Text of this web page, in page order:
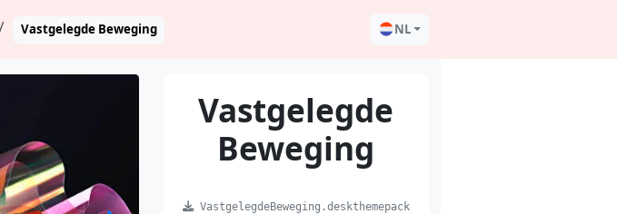
Vastgelegde Beweging NL
Vastgelegde
Beweging
VastgelegdeBeweging.deskthemepack